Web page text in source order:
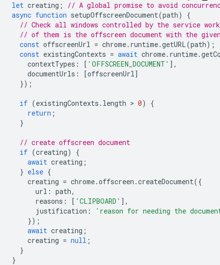
let creating ;
// A global promise to avoid
async function setupOffscreenDocument(path)
{
// Check all windows controlled by the service
// of them is the offscreen document with the
const offscreenUrl = chrome. runtime.getURL(path);
const existingContexts = await chrome. runtime.
contextTypes : [ 'OFFSCREEN_DOCUMENT' ],
documentUrls : [offscreenUrl]
});
if (existingContexts . length > 0)
{
return ;
}
// create offscreen document
if (creating)
{
await creating ;
} else {
creating = chrome.offscreen .createDocument({
url : path,
reasons : [ 'CLIPBOARD' ],
justification :
'reason for needing the
});
await creating ;
creating = null ;
}
}